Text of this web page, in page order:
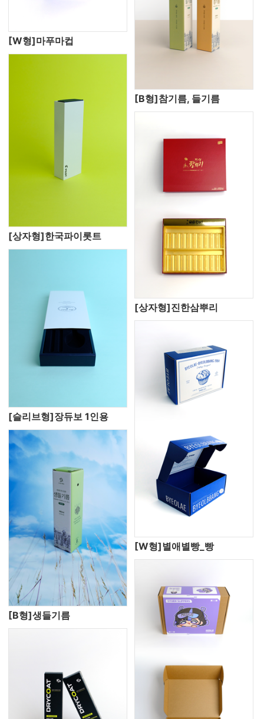
[W형]마푸마컵
[상자형]한국파이롯트
[B형]참기름, 들기름
[슬리브형]장듀보 1인용
[상자형]진한삼뿌리
[B형]생들기름
[W형]별애별빵_빵